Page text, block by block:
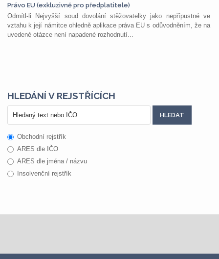
Právo EU (exkluzivně pro předplatitele)
Odmítl-li Nejvyšší soud dovolání stěžovatelky jako nepřípustné ve
vztahu k její námitce ohledně aplikace práva EU s odůvodněním, že na
uvedené otázce není napadené rozhodnutí...
HLEDÁNÍ V REJSTŘÍCÍCH
Obchodní rejstřík
ARES dle IČO
ARES dle jména / názvu
Insolvenční rejstřík